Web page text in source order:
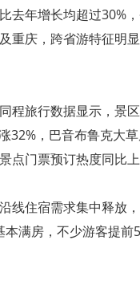
去年增长均超过30%
重庆，跨省游特征明
程旅行数据显示，景
32%，巴音布鲁克大
门票预订热度同比上
线住宿需求集中释放
满房，不少游客提